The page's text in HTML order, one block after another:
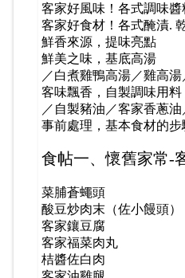
客家好風味！各式調味醬
客家好食材！各式醃漬.
鮮香來源，提味亮點
鮮美之味，基底高湯
／白煮雞鴨高湯／雞高
客味飄香，自製調味用料
／自製豬油／客家香蔥
事前處理，基本食材的步
食帖一、懷舊家常-
菜脯蒼蠅頭
酸豆炒肉末（佐小饅頭）
客家鑲豆腐
客家福菜肉丸
桔醬佐白肉